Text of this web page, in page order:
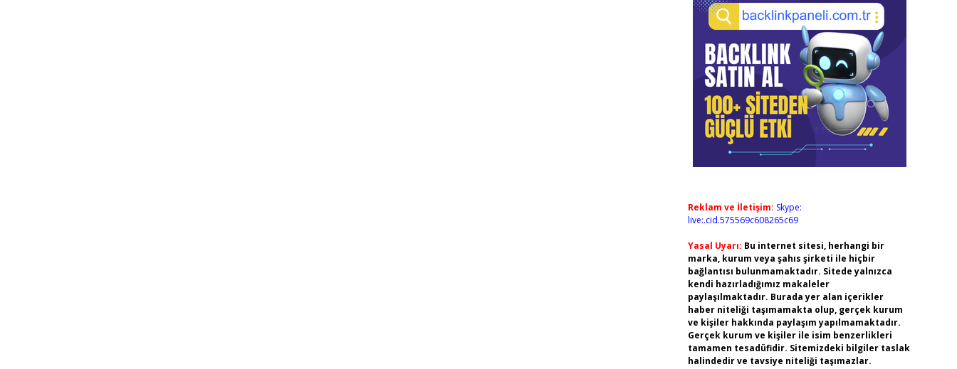
Reklam ve İletişim: Skype:
live:.cid.575569c608265c69
Yasal Uyarı: Bu internet sitesi, herhangi bir
marka, kurum veya şahıs şirketi ile hiçbir
bağlantısı bulunmamaktadır. Sitede yalnızca
kendi hazırladığımız makaleler
paylaşılmaktadır. Burada yer alan içerikler
haber niteliği taşımamakta olup, gerçek kurum
ve kişiler hakkında paylaşım yapılmamaktadır.
Gerçek kurum ve kişiler ile isim benzerlikleri
tamamen tesadüfidir. Sitemizdeki bilgiler taslak
halindedir ve tavsiye niteliği taşımazlar.